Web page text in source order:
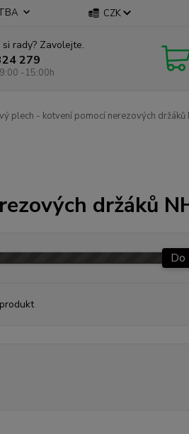
CZK
rady? Zavolejte.
279
-15:00h
plech - kotvení pomocí nerezových držáků
držáků
Do